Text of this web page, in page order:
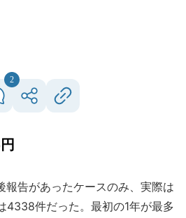
2
告があったケースのみ、実際は
4338件だった。最初の1年が最多